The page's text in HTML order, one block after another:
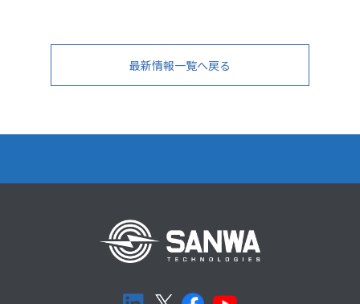
最新情報一覧へ戻る